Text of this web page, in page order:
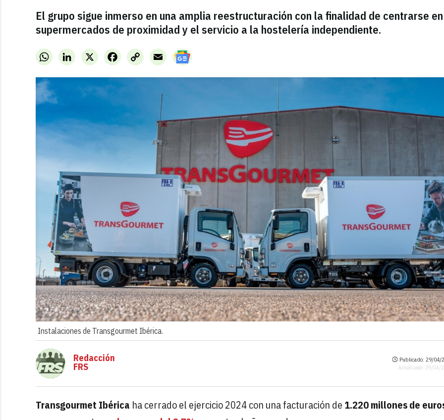
El grupo sigue inmerso en una amplia reestructuración con la finalidad de centrarse
supermercados de proximidad y el servicio a la hostelería independiente.
WhatsAppLinkedInX FacebookCopy
Link
Email
Instalaciones de Transgourmet Ibérica.
Redacción
FRS
Publicado: 29/04/
Actualizado: 29/04/
Transgourmet Ibérica ha cerrado el ejercicio 2024 con una facturación de 1.220 millones de